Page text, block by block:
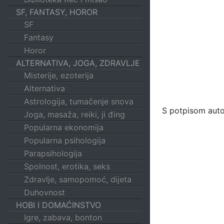
SF, FANTASY, HOROR
SF
Fantasy
Horor
ALTERNATIVA, JOGA, ZDRAVLJE
Misterije, ezoterija
Alternativa
Astrologija, tumačenje snova
Joga, masaža, reiki, ji đing
Popularna ekonomija
Popularna psihologija
Parapsihologija
Spolnost, erotika, seks
Zdravlje, samopomoć, dijeta
Duhovnost
HOBI I DOMAĆINSTVO
Igre, zabava, bonton
S potpisom